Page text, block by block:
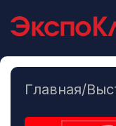
Главная/